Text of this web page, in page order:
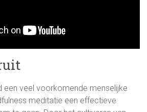
een veel voorkomende menselijke
meditatie een effectieve